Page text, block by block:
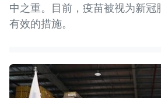
中之重。目前，疫苗被视为新冠
有效的措施。